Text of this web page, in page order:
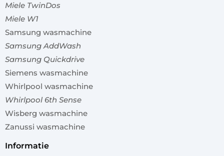
Miele TwinDos
Miele W1
Samsung wasmachine
Samsung AddWash
Samsung Quickdrive
Siemens wasmachine
Whirlpool wasmachine
Whirlpool 6th Sense
Wisberg wasmachine
Zanussi wasmachine
informatie